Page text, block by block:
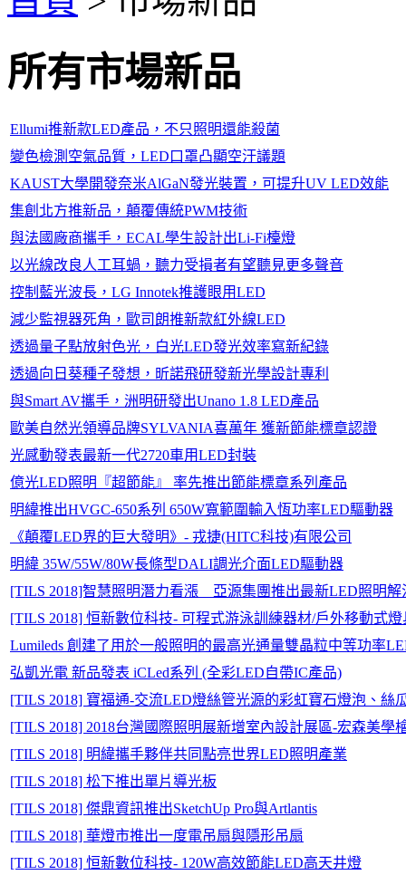
所有市場新品
Ellumi推新款LED產品，不只照明還能殺菌
變色檢測空氣品質，LED口罩凸顯空汙議題
KAUST大學開發奈米AlGaN發光裝置，可提升UV LED效能
集創北方推新品，顛覆傳統PWM技術
與法國廠商攜手，ECAL學生設計出Li-Fi檯燈
以光線改良人工耳蝸，聽力受損者有望聽見更多聲音
控制藍光波長，LG Innotek推護眼用LED
減少監視器死角，歐司朗推新款紅外線LED
透過量子點放射色光，白光LED發光效率寫新紀錄
透過向日葵種子發想，昕諾飛研發新光學設計專利
與Smart AV攜手，洲明研發出Unano 1.8 LED產品
歐美自然光領導品牌SYLVANIA喜萬年 獲新節能標章認證
光感動發表最新一代2720車用LED封裝
億光LED照明『超節能』 率先推出節能標章系列產品
明緯推出HVGC-650系列 650W寬範圍輸入恆功率LED驅動器
《顛覆LED界的巨大發明》- 戎捷(HITC科技)有限公司
明緯 35W/55W/80W長條型DALI調光介面LED驅動器
[TILS 2018]智慧照明潛力看漲 亞源集團推出最新LED照明解
[TILS 2018] 恒新數位科技- 可程式游泳訓練器材/戶外移動式
Lumileds 創建了用於一般照明的最高光通量雙晶粒中等功率
弘凱光電 新品發表 iCLed系列 (全彩LED自帶IC產品)
[TILS 2018] 寶福通-交流LED燈絲管光源的彩虹寶石燈泡、絲
[TILS 2018] 2018台灣國際照明展新增室內設計展區-宏森美學
[TILS 2018] 明緯攜手夥伴共同點亮世界LED照明產業
[TILS 2018] 松下推出單片導光板
[TILS 2018] 傑鼎資訊推出SketchUp Pro與Artlantis
[TILS 2018] 華燈市推出一度電吊扇與隱形吊扇
[TILS 2018] 恒新數位科技- 120W高效節能LED高天井燈